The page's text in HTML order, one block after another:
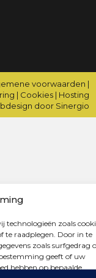
technologieën zoals
te raadplegen. Door in te
zoals surfgedrag
geeft of uw
hebben op bepaalde
voorwaarden |
| Cookies | Hosting
door Sinergio